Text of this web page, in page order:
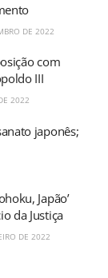
DE 2022
com
III
2022
japonês;
Japão’
da Justiça
DE 2022